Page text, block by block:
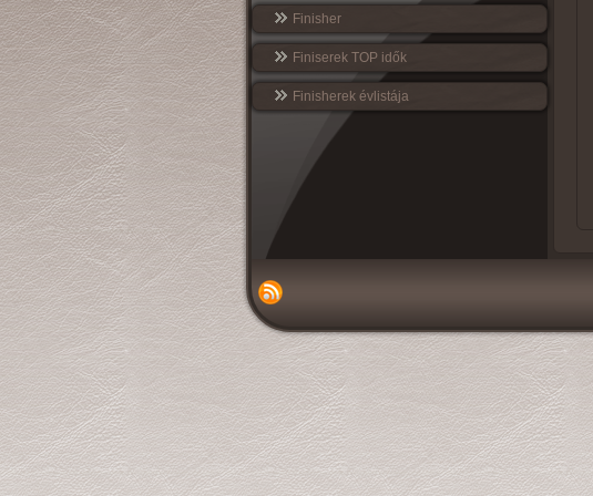
Finisher
Finiserek TOP idők
Finisherek évlistája